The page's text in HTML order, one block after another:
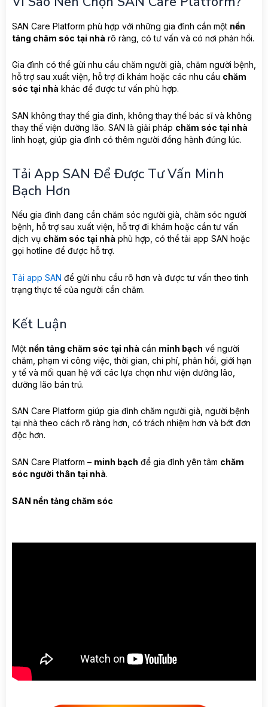
SAN Care Platform phù hợp với những gia đình cần một nền
tảng chăm sóc tại nhà rõ ràng, có tư vấn và có nơi phản hồi.
Gia đình có thể gửi nhu cầu chăm người già, chăm người bệnh,
hỗ trợ sau xuất viện, hỗ trợ đi khám hoặc các nhu cầu chăm
sóc tại nhà khác để được tư vấn phù hợp.
SAN không thay thế gia đình, không thay thế bác sĩ và không
thay thế viện dưỡng lão. SAN là giải pháp chăm sóc tại nhà
linh hoạt, giúp gia đình có thêm người đồng hành đúng lúc.
Tải App SAN Để Được Tư Vấn Minh
Bạch Hơn
Nếu gia đình đang cần chăm sóc người già, chăm sóc người
bệnh, hỗ trợ sau xuất viện, hỗ trợ đi khám hoặc cần tư vấn
dịch vụ chăm sóc tại nhà phù hợp, có thể tải app SAN hoặc
gọi hotline để được hỗ trợ.
Tải app SAN để gửi nhu cầu rõ hơn và được tư vấn theo tình
trạng thực tế của người cần chăm.
Kết Luận
Một nền tảng chăm sóc tại nhà cần minh bạch về người
chăm, phạm vi công việc, thời gian, chi phí, phản hồi, giới hạn
y tế và mối quan hệ với các lựa chọn như viện dưỡng lão,
dưỡng lão bán trú.
SAN Care Platform giúp gia đình chăm người già, người bệnh
tại nhà theo cách rõ ràng hơn, có trách nhiệm hơn và bớt đơn
độc hơn.
SAN Care Platform – minh bạch để gia đình yên tâm chăm
sóc người thân tại nhà.
SAN nền tảng chăm sóc